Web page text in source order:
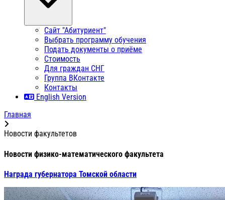
Сайт "Абитуриент"
Выбрать программу обучения
Подать документы о приёме
Стоимость
Для граждан СНГ
Группа ВКонтакте
Контакты
English Version
Главная
Новости факультетов
Новости физико-математического факультета
Награда губернатора Томской области